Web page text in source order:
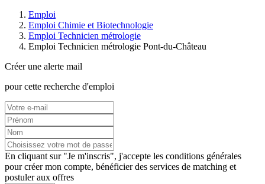
Emploi
Emploi Chimie et Biotechnologie
Emploi Technicien métrologie
Emploi Technicien métrologie Pont-du-Château
Créer une alerte mail
pour cette recherche d'emploi
En cliquant sur "Je m'inscris", j'accepte les conditions générales
pour créer mon compte, bénéficier des services de matching et
postuler aux offres